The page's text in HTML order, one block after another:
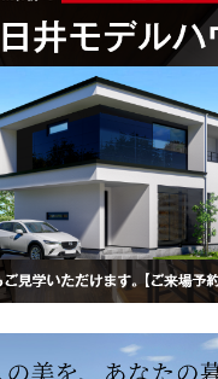
住宅
環境へのこだわり
心のアフターフォロー